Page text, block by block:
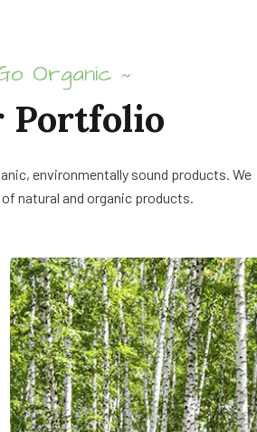
Organic ~
Portfolio
environmentally sound products. We
natural and organic products.